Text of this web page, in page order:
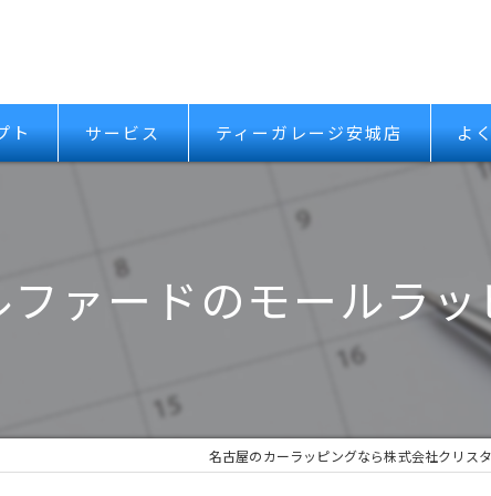
ト サービス ティーガレージ安城店 よ
ァードのモールラ
名古屋のカーラッピングなら株式会社クリス